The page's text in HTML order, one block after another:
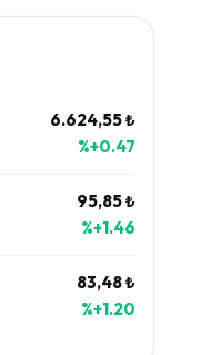
6.624,55 ₺
%+0.47
95,85 ₺
%+1.46
83,48 ₺
%+1.20